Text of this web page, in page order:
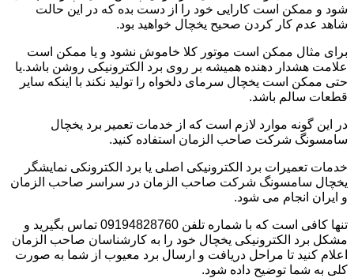
شود و ممکن است کارایی خود را از دست بده که در این حالت
شاهد عدم کار کردن صحیح یخچال خواهید بود.
برای مثال ممکن است موتور کلا خاموش نشود و یا ممکن است
علامت هشدار دهنده همیشه بر روی برد الکترونیکی روشن باشد.یا
حتی ممکن است یخچال سرمای دلخواه را تولید نکند با اینکه سایر
قطعات سالم باشد.
در این گونه موارد لازم است که از خدمات تعمیر برد یخچال
سامسونگ شرکت صاحب الزمان استفاده کنید.
خدمات تعمیرات برد الکترونیکی اصلی یا برد الکترونکی نمایشگر
یخچال سامسونگ شرکت صاحب الزمان در سراسر صاحب الزمان
و ایران انجام می شود.
تنها کافی است که با شماره تلفن 09194828760 تماس بگیرید و
مشکل برد الکترونیکی یخچال خود را به کارشناسان صاحب الزمان
اعلام کنید تا مراحل دریافت و ارسال برد معیوب از شما به صورت
کلی به شما توضیح داده شود.